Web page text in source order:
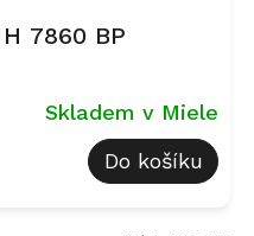
7860 BP
Skladem v Miele
Do košíku